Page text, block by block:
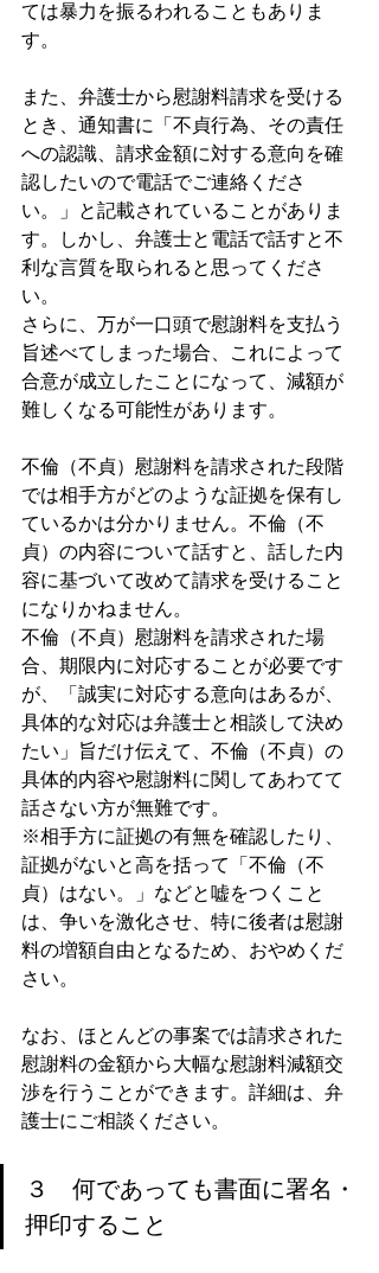
ては暴力を振るわれることもありま
す。
また、弁護士から慰謝料請求を受ける
とき、通知書に「不貞行為、その責任
への認識、請求金額に対する意向を確
認したいので電話でご連絡くださ
い。」と記載されていることがありま
す。しかし、弁護士と電話で話すと不
利な言質を取られると思ってくださ
い。
さらに、万が一口頭で慰謝料を支払う
旨述べてしまった場合、これによって
合意が成立したことになって、減額が
難しくなる可能性があります。
不倫（不貞）慰謝料を請求された段階
では相手方がどのような証拠を保有し
ているかは分かりません。不倫（不
貞）の内容について話すと、話した内
容に基づいて改めて請求を受けること
になりかねません。
不倫（不貞）慰謝料を請求された場
合、期限内に対応することが必要です
が、「誠実に対応する意向はあるが、
具体的な対応は弁護士と相談して決め
たい」旨だけ伝えて、不倫（不貞）の
具体的内容や慰謝料に関してあわてて
話さない方が無難です。
※相手方に証拠の有無を確認したり、
証拠がないと高を括って「不倫（不
貞）はない。」などと嘘をつくこと
は、争いを激化させ、特に後者は慰謝
料の増額自由となるため、おやめくだ
さい。
なお、ほとんどの事案では請求された
慰謝料の金額から大幅な慰謝料減額交
渉を行うことができます。詳細は、弁
護士にご相談ください。
３　何であっても書面に署名・
押印すること